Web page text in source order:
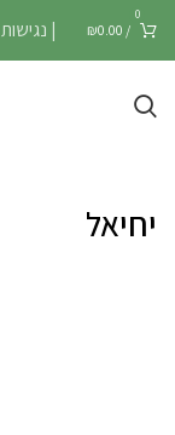
0
/
₪0.00 | נגישות
יחיאל